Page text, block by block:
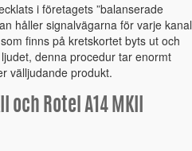
i företagets ”balanserade
håller signalvägarna för varje kanal
finns på kretskortet byts ut och
denna procedur tar enormt
välljudande produkt.
Rotel A14 MKII